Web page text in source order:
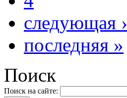
следующая ›
последняя »
Поиск
Поиск на сайте: